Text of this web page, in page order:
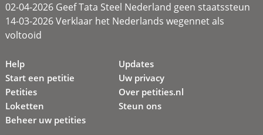
02-04-2026 Geef Tata Steel Nederland geen staatssteun
14-03-2026 Verklaar het Nederlands wegennet als
voltooid
Help
Start een petitie
Petities
Loketten
Beheer uw petities
Updates
Uw privacy
Over petities.nl
Steun ons